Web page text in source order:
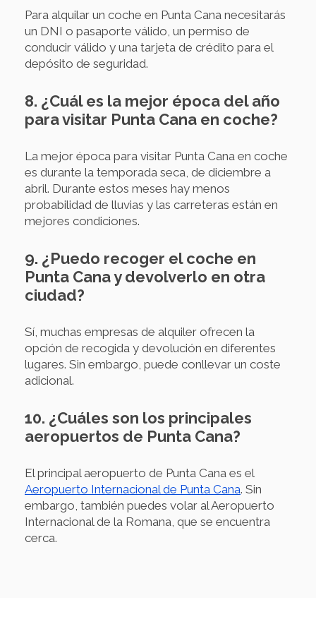
Para alquilar un coche en Punta Cana necesitarás
un DNI o pasaporte válido, un permiso de
conducir válido y una tarjeta de crédito para el
depósito de seguridad.
8. ¿Cuál es la mejor época del año
para visitar Punta Cana en coche?
La mejor época para visitar Punta Cana en coche
es durante la temporada seca, de diciembre a
abril. Durante estos meses hay menos
probabilidad de lluvias y las carreteras están en
mejores condiciones.
9. ¿Puedo recoger el coche en
Punta Cana y devolverlo en otra
ciudad?
Sí, muchas empresas de alquiler ofrecen la
opción de recogida y devolución en diferentes
lugares. Sin embargo, puede conllevar un coste
adicional.
10. ¿Cuáles son los principales
aeropuertos de Punta Cana?
El principal aeropuerto de Punta Cana es el
Aeropuerto Internacional de Punta Cana. Sin
embargo, también puedes volar al Aeropuerto
Internacional de la Romana, que se encuentra
cerca.